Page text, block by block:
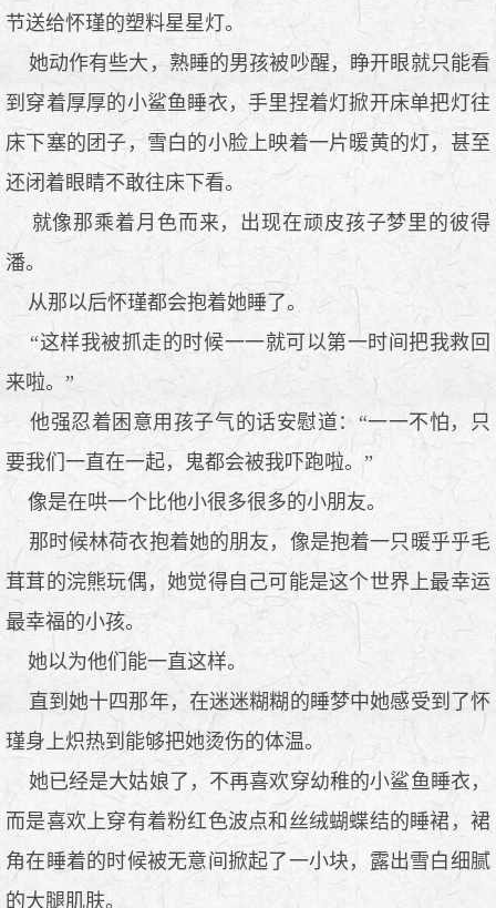
节送给怀瑾的塑料星星灯。
她动作有些大，熟睡的男孩被吵醒，睁开眼就只能看
到穿着厚厚的小鲨鱼睡衣，手里捏着灯掀开床单把灯往
床下塞的团子，雪白的小脸上映着一片暖黄的灯，甚至
还闭着眼睛不敢往床下看。
就像那乘着月色而来，出现在顽皮孩子梦里的彼得
潘。
从那以后怀瑾都会抱着她睡了。
“这样我被抓走的时候一一就可以第一时间把我救回
来啦。”
他强忍着困意用孩子气的话安慰道：“一一不怕，只
要我们一直在一起，鬼都会被我吓跑啦。”
像是在哄一个比他小很多很多的小朋友。
那时候林荷衣抱着她的朋友，像是抱着一只暖乎乎毛
茸茸的浣熊玩偶，她觉得自己可能是这个世界上最幸运
最幸福的小孩。
她以为他们能一直这样。
直到她十四那年，在迷迷糊糊的睡梦中她感受到了怀
瑾身上炽热到能够把她烫伤的体温。
她已经是大姑娘了，不再喜欢穿幼稚的小鲨鱼睡衣，
而是喜欢上穿有着粉红色波点和丝绒蝴蝶结的睡裙，裙
角在睡着的时候被无意间掀起了一小块，露出雪白细腻
的大腿肌肤。